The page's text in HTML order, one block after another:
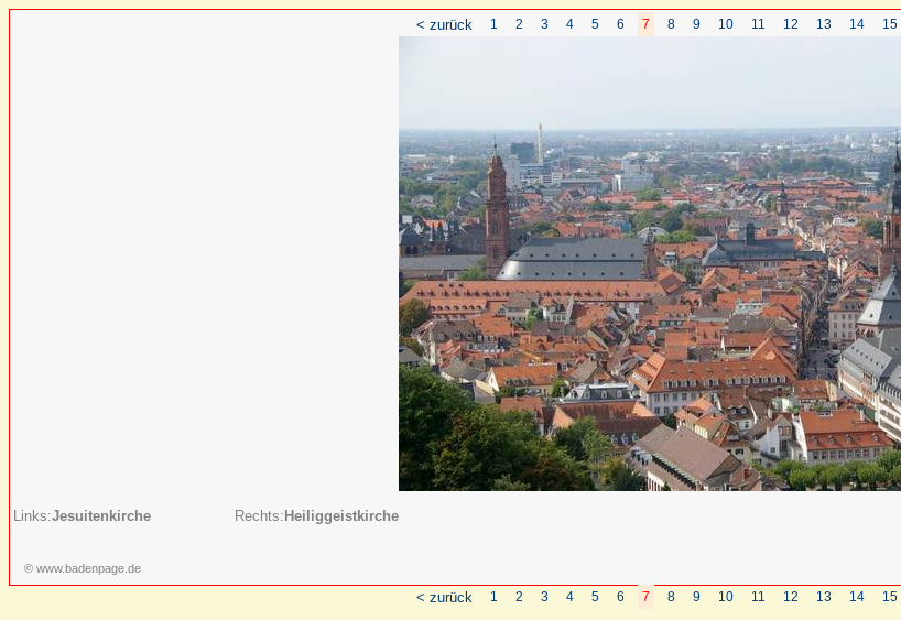
< zurück 1 2 3 4 5 6 7 8 9 10 11 12 13 14 15
Links:Jesuitenkirche Rechts: Heiliggeistkirche
© www.badenpage.de
< zurück 1 2 3 4 5 6 7 8 9 10 11 12 13 14 15